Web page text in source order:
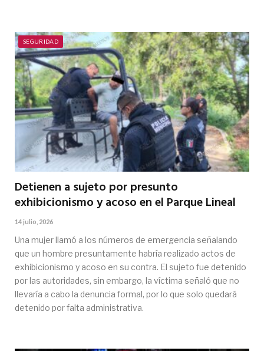
SEGURIDAD
Detienen a sujeto por presunto
exhibicionismo y acoso en el Parque Lineal
14 julio, 2026
Una mujer llamó a los números de emergencia señalando
que un hombre presuntamente habría realizado actos de
exhibicionismo y acoso en su contra. El sujeto fue detenido
por las autoridades, sin embargo, la víctima señaló que no
llevaría a cabo la denuncia formal, por lo que solo quedará
detenido por falta administrativa.